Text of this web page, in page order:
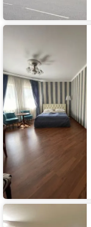
Бизнес-
Отель
Aravana